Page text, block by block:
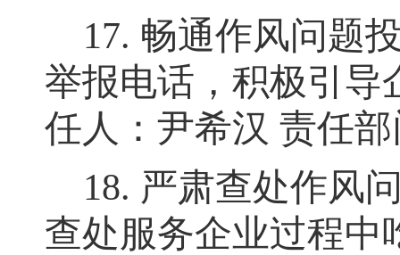
17. 畅通作风问题
举报电话，积极引导
任人：尹希汉 责任
18. 严肃查处作风
查处服务企业过程中